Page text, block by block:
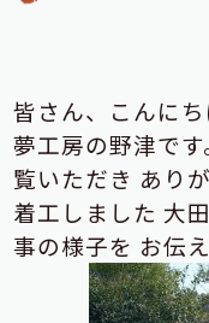
皆さん、こんにち
夢工房の野津です
覧いただき あり
着工しました 大
事の様子を お伝